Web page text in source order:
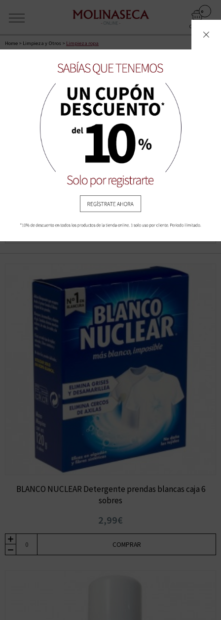
CARRITO
0
Home > Limpieza y Otros > Limpieza ropa
La próxima franja disponible para entrega a domicilio es: Sabado
LIMPIEZA Y HOGAR
LISTA
BLANCO NUCLEAR Detergente prendas blancas caja 6
sobres
2,99€
COMPRAR